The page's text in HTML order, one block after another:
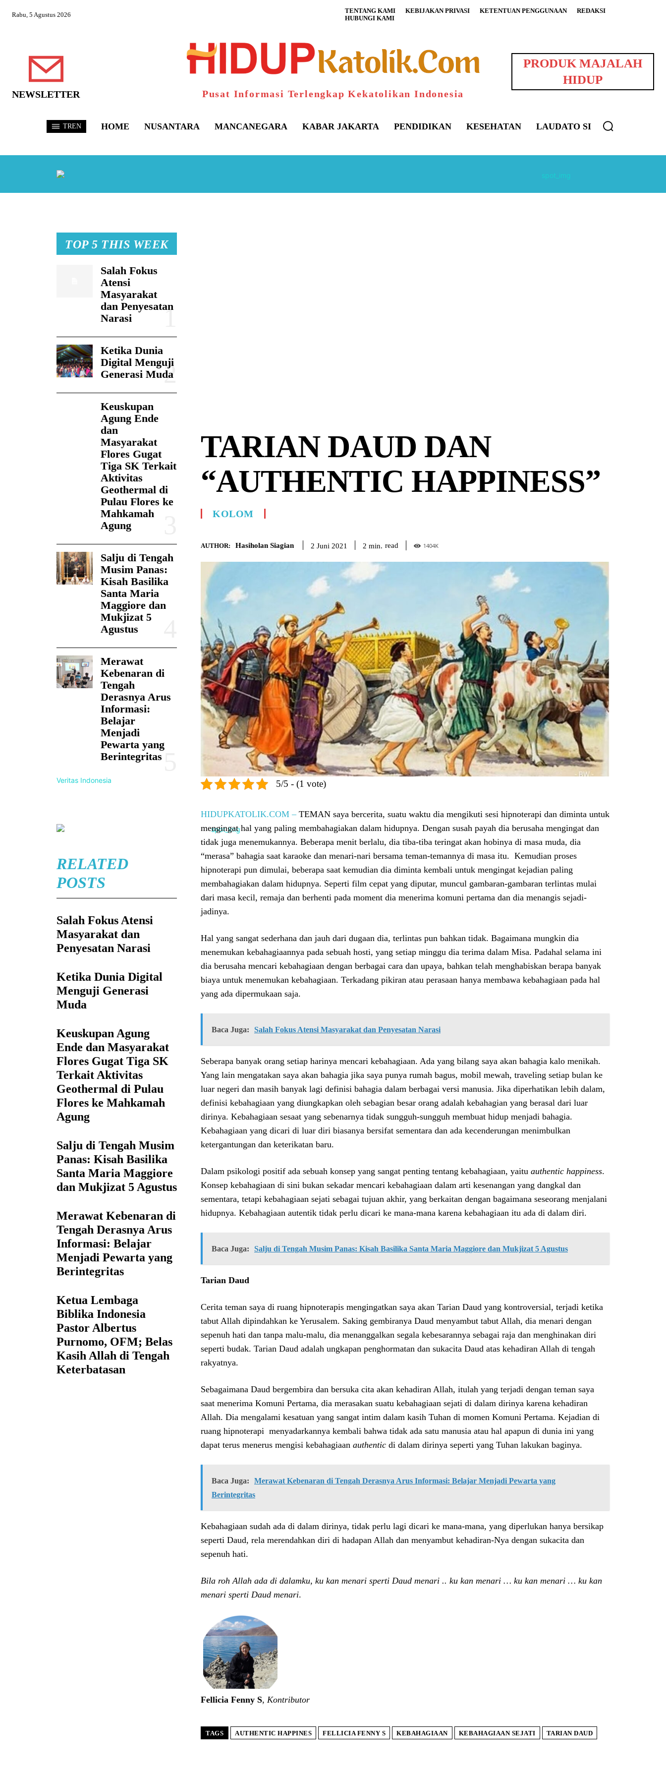
Rabu, 5 Agustus 2026 TENTANG KAMI KEBIJAKAN PRIVASI KETENTUAN PENGGUNAAN
REDAKSI
HUBUNGI KAMI
NEWSLETTER Pusat Informasi Terlengkap Kekatolikan Indonesia
PRODUK MAJALAH
HIDUP
TREN HOME NUSANTARA MANCANEGARA KABAR JAKARTA PENDIDIKAN KESEHATAN LAUDATO SI
TOP 5 THIS WEEK
Salah Fokus
Atensi
Masyarakat
dan Penyesatan
Narasi
Ketika Dunia
Digital Menguji
Generasi Muda
Keuskupan
Agung Ende
dan
Masyarakat
Flores Gugat
Tiga SK Terkait
Aktivitas
Geothermal di
Pulau Flores ke
Mahkamah
Agung
Salju di Tengah
Musim Panas:
Kisah Basilika
Santa Maria
Maggiore dan
Mukjizat 5
Agustus
Merawat
Kebenaran di
Tengah
Derasnya Arus
Informasi:
Belajar
Menjadi
Pewarta yang
Berintegritas
Veritas Indonesia
RELATED
POSTS
Salah Fokus Atensi
Masyarakat dan
Penyesatan Narasi
Ketika Dunia Digital
Menguji Generasi
Muda
Keuskupan Agung
Ende dan Masyarakat
Flores Gugat Tiga SK
Terkait Aktivitas
Geothermal di Pulau
Flores ke Mahkamah
Agung
Salju di Tengah Musim
Panas: Kisah Basilika
Santa Maria Maggiore
dan Mukjizat 5 Agustus
Merawat Kebenaran di
Tengah Derasnya Arus
Informasi: Belajar
Menjadi Pewarta yang
Berintegritas
Ketua Lembaga
Biblika Indonesia
Pastor Albertus
Purnomo, OFM; Belas
Kasih Allah di Tengah
Keterbatasan
TARIAN DAUD DAN
“AUTHENTIC HAPPINESS”
KOLOM
AUTHOR: Hasiholan Siagian 2 Juni 2021 2 min. read 1404K
5/5 - (1 vote)
HIDUPKATOLIK.COM – TEMAN saya bercerita, suatu waktu dia mengikuti sesi hipnoterapi dan diminta untuk
mengingat hal yang paling membahagiakan dalam hidupnya. Dengan susah payah dia berusaha mengingat dan
tidak juga menemukannya. Beberapa menit berlalu, dia tiba-tiba teringat akan hobinya di masa muda, dia
“merasa” bahagia saat karaoke dan menari-nari bersama teman-temannya di masa itu. Kemudian proses
hipnoterapi pun dimulai, beberapa saat kemudian dia diminta kembali untuk mengingat kejadian paling
membahagiakan dalam hidupnya. Seperti film cepat yang diputar, muncul gambaran-gambaran terlintas mulai
dari masa kecil, remaja dan berhenti pada moment dia menerima komuni pertama dan dia menangis sejadi-
jadinya.
Hal yang sangat sederhana dan jauh dari dugaan dia, terlintas pun bahkan tidak. Bagaimana mungkin dia
menemukan kebahagiaannya pada sebuah hosti, yang setiap minggu dia terima dalam Misa. Padahal selama ini
dia berusaha mencari kebahagiaan dengan berbagai cara dan upaya, bahkan telah menghabiskan berapa banyak
biaya untuk menemukan kebahagiaan. Terkadang pikiran atau perasaan hanya membawa kebahagiaan pada hal
yang ada dipermukaan saja.
Baca Juga: Salah Fokus Atensi Masyarakat dan Penyesatan Narasi
Seberapa banyak orang setiap harinya mencari kebahagiaan. Ada yang bilang saya akan bahagia kalo menikah.
Yang lain mengatakan saya akan bahagia jika saya punya rumah bagus, mobil mewah, traveling setiap bulan ke
luar negeri dan masih banyak lagi definisi bahagia dalam berbagai versi manusia. Jika diperhatikan lebih dalam,
definisi kebahagiaan yang diungkapkan oleh sebagian besar orang adalah kebahagian yang berasal dari luar
dirinya. Kebahagiaan sesaat yang sebenarnya tidak sungguh-sungguh membuat hidup menjadi bahagia.
Kebahagiaan yang dicari di luar diri biasanya bersifat sementara dan ada kecenderungan menimbulkan
ketergantungan dan keterikatan baru.
Dalam psikologi positif ada sebuah konsep yang sangat penting tentang kebahagiaan, yaitu authentic happiness.
Konsep kebahagiaan di sini bukan sekadar mencari kebahagiaan dalam arti kesenangan yang dangkal dan
sementara, tetapi kebahagiaan sejati sebagai tujuan akhir, yang berkaitan dengan bagaimana seseorang menjalani
hidupnya. Kebahagiaan autentik tidak perlu dicari ke mana-mana karena kebahagiaan itu ada di dalam diri.
Baca Juga: Salju di Tengah Musim Panas: Kisah Basilika Santa Maria Maggiore dan Mukjizat 5 Agustus
Tarian Daud
Cerita teman saya di ruang hipnoterapis mengingatkan saya akan Tarian Daud yang kontroversial, terjadi ketika
tabut Allah dipindahkan ke Yerusalem. Saking gembiranya Daud menyambut tabut Allah, dia menari dengan
sepenuh hati dan tanpa malu-malu, dia menanggalkan segala kebesarannya sebagai raja dan menghinakan diri
seperti budak. Tarian Daud adalah ungkapan penghormatan dan sukacita Daud atas kehadiran Allah di tengah
rakyatnya.
Sebagaimana Daud bergembira dan bersuka cita akan kehadiran Allah, itulah yang terjadi dengan teman saya
saat menerima Komuni Pertama, dia merasakan suatu kebahagiaan sejati di dalam dirinya karena kehadiran
Allah. Dia mengalami kesatuan yang sangat intim dalam kasih Tuhan di momen Komuni Pertama. Kejadian di
ruang hipnoterapi menyadarkannya kembali bahwa tidak ada satu manusia atau hal apapun di dunia ini yang
dapat terus menerus mengisi kebahagiaan authentic di dalam dirinya seperti yang Tuhan lakukan baginya.
Baca Juga:
Merawat Kebenaran di Tengah Derasnya Arus Informasi: Belajar Menjadi Pewarta yang
Berintegritas
Kebahagiaan sudah ada di dalam dirinya, tidak perlu lagi dicari ke mana-mana, yang diperlukan hanya bersikap
seperti Daud, rela merendahkan diri di hadapan Allah dan menyambut kehadiran-Nya dengan sukacita dan
sepenuh hati.
Bila roh Allah ada di dalamku, ku kan menari sperti Daud menari .. ku kan menari … ku kan menari … ku kan
menari sperti Daud menari.
Fellicia Fenny S, Kontributor
TAGS AUTHENTIC HAPPINES FELLICIA FENNY S KEBAHAGIAAN KEBAHAGIAAN SEJATI TARIAN DAUD